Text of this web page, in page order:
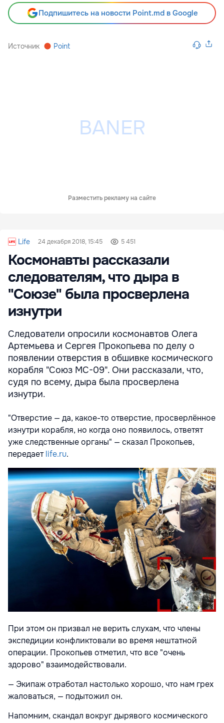
Подпишитесь на новости Point.md в Google
Источник Point
Разместить рекламу на сайте
Life 24 декабря 2018, 15:45 5 451
Космонавты рассказали
следователям, что дыра в
"Союзе" была просверлена
изнутри
Следователи опросили космонавтов Олега
Артемьева и Сергея Прокопьева по делу о
появлении отверстия в обшивке космического
корабля "Союз МС-09". Они рассказали, что,
судя по всему, дыра была просверлена
изнутри.
"Отверстие — да, какое-то отверстие, просверлённое
изнутри корабля, но когда оно появилось, ответят
уже следственные органы" — сказал Прокопьев,
передаетlife.ru.
При этом он призвал не верить слухам, что члены
экспедиции конфликтовали во время нештатной
операции. Прокопьев отметил, что все "очень
здорово" взаимодействовали.
— Экипаж отработал настолько хорошо, что нам грех
жаловаться, — подытожил он.
Напомним, скандал вокруг дырявого космического